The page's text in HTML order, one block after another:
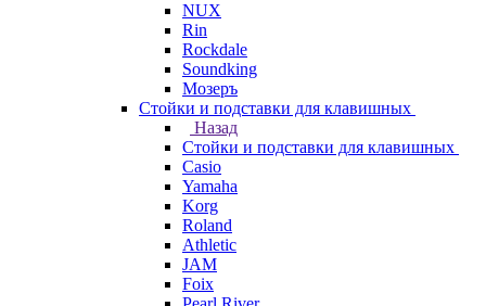
NUX
Rin
Rockdale
Soundking
Мозеръ
Стойки и подставки для клавишных
Назад
Стойки и подставки для клавишных
Casio
Yamaha
Korg
Roland
Athletic
JAM
Foix